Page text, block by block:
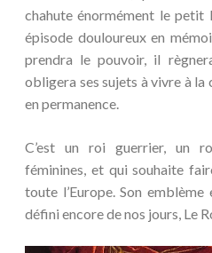
chahute énormément le petit
épisode douloureux en
prendra le pouvoir, il
obligera ses sujets à vivre à la
en permanence.
C’est un roi guerrier, un
féminines, et qui souhaite
toute l’Europe. Son
défini encore de nos jours, Le